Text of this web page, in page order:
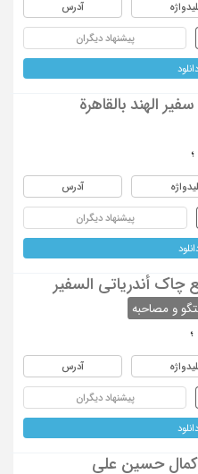
آدرس
پیشنهاد دیگران
دانلود
الهند بالقاهرة
؛
آدرس
پیشنهاد دیگران
چاک أندریاتی السفیر
و مصاحبه
؛
آدرس
پیشنهاد دیگران
دانلود
کمال حسین علی